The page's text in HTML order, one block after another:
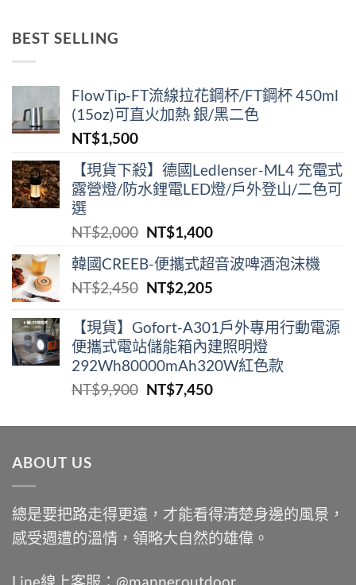
BEST SELLING
FlowTip-FT流線拉花鋼杯/FT鋼杯 450ml
(15oz)可直火加熱 銀/黑二色
NT$1,500
【現貨下殺】德國Ledlenser-ML4 充電式
露營燈/防水鋰電LED燈/戶外登山/二色可
選
NT$2,000 原
價
格：
NT$1,400目
價
格：
韓國CREEB-便攜式超⾳波啤酒泡沫機
NT$2,450 原
價
格：
NT$2,450。
NT$2,205目
價
格：
NT$2,205。
【現貨】Gofort-A301戶外專用行動電源
便攜式電站儲能箱內建照明燈
292Wh80000mAh320W紅色款
NT$9,900 原
價
NT$7,450目
價
ABOUT US
總是要把路走得更遠，才能看得清楚身邊的風景，
感受週遭的溫情，領略大自然的雄偉。
Line線上客服：@manneroutdoor